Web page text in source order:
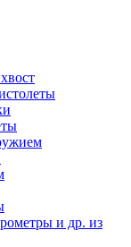
и др. из